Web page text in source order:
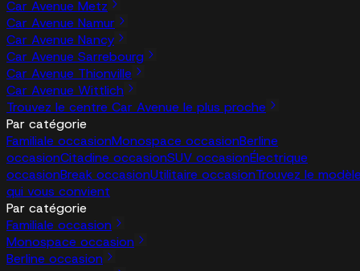
Car Avenue Metz
Car Avenue Namur
Car Avenue Nancy
Car Avenue Sarrebourg
Car Avenue Thionville
Car Avenue Wittlich
Trouvez le centre Car Avenue le plus proche
Par catégorie
Familiale occasionMonospace occasionBerline
occasionCitadine occasionSUV occasionÉlectrique
occasionBreak occasionUtilitaire occasionTrouvez le
qui vous convient
Par catégorie
Familiale occasion
Monospace occasion
Berline occasion